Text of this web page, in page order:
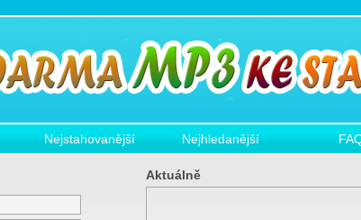
Nejstahovanější Nejhledanější
Aktuálně